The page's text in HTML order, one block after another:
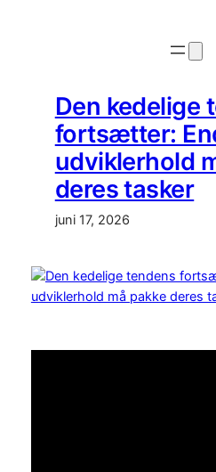
Den kedelige
fortsætter:
udviklerhold
deres tasker
juni 17, 2026